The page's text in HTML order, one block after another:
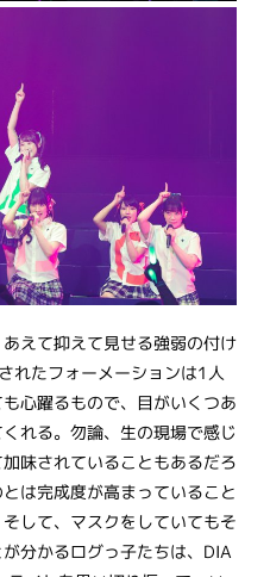
えて抑えて見せる強弱の付け
れたフォーメーションは1人
心躍るもので、目がいくつあ
れる。勿論、生の現場で感じ
味されていることもあるだろ
は完成度が高まっていること
して、マスクをしていてもそ
分かるログっ子たちは、DIA